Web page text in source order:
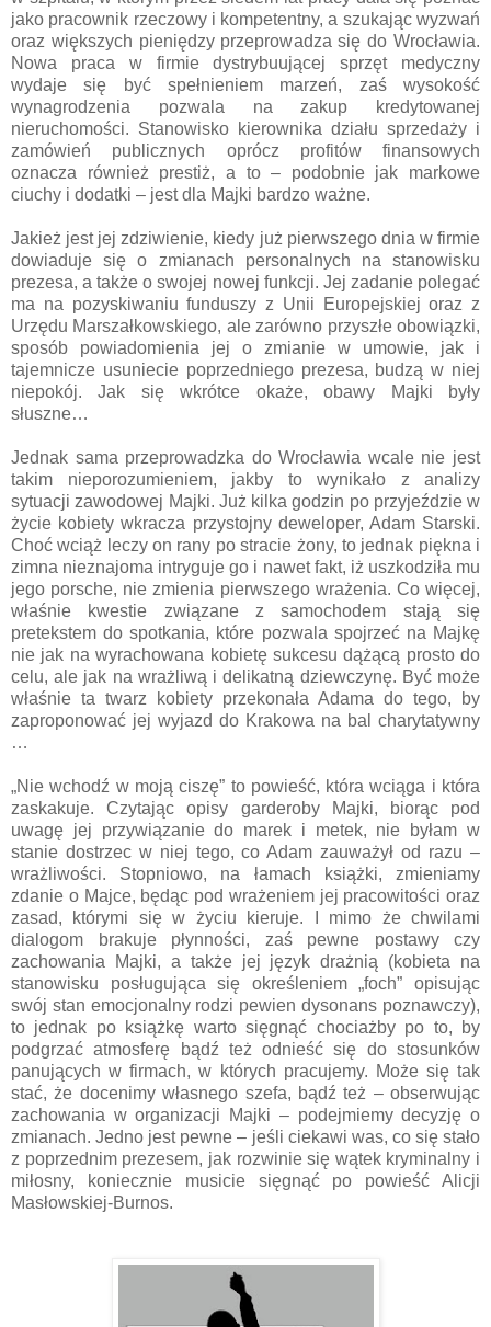
jako pracownik rzeczowy i kompetentny, a szukając wyzwań
oraz większych pieniędzy przeprowadza się do Wrocławia.
Nowa praca w firmie dystrybuującej sprzęt medyczny
wydaje się być spełnieniem marzeń, zaś wysokość
wynagrodzenia pozwala na zakup kredytowanej
nieruchomości. Stanowisko kierownika działu sprzedaży i
zamówień publicznych oprócz profitów finansowych
oznacza również prestiż, a to – podobnie jak markowe
ciuchy i dodatki – jest dla Majki bardzo ważne.
Jakież jest jej zdziwienie, kiedy już pierwszego dnia w firmie
dowiaduje się o zmianach personalnych na stanowisku
prezesa, a także o swojej nowej funkcji. Jej zadanie polegać
ma na pozyskiwaniu funduszy z Unii Europejskiej oraz z
Urzędu Marszałkowskiego, ale zarówno przyszłe obowiązki,
sposób powiadomienia jej o zmianie w umowie, jak i
tajemnicze usuniecie poprzedniego prezesa, budzą w niej
niepokój. Jak się wkrótce okaże, obawy Majki były
słuszne…
Jednak sama przeprowadzka do Wrocławia wcale nie jest
takim nieporozumieniem, jakby to wynikało z analizy
sytuacji zawodowej Majki. Już kilka godzin po przyjeździe w
życie kobiety wkracza przystojny deweloper, Adam Starski.
Choć wciąż leczy on rany po stracie żony, to jednak piękna i
zimna nieznajoma intryguje go i nawet fakt, iż uszkodziła mu
jego porsche, nie zmienia pierwszego wrażenia. Co więcej,
właśnie kwestie związane z samochodem stają się
pretekstem do spotkania, które pozwala spojrzeć na Majkę
nie jak na wyrachowana kobietę sukcesu dążącą prosto do
celu, ale jak na wrażliwą i delikatną dziewczynę. Być może
właśnie ta twarz kobiety przekonała Adama do tego, by
zaproponować jej wyjazd do Krakowa na bal charytatywny
…
„Nie wchodź w moją ciszę” to powieść, która wciąga i która
zaskakuje. Czytając opisy garderoby Majki, biorąc pod
uwagę jej przywiązanie do marek i metek, nie byłam w
stanie dostrzec w niej tego, co Adam zauważył od razu –
wrażliwości. Stopniowo, na łamach książki, zmieniamy
zdanie o Majce, będąc pod wrażeniem jej pracowitości oraz
zasad, którymi się w życiu kieruje. I mimo że chwilami
dialogom brakuje płynności, zaś pewne postawy czy
zachowania Majki, a także jej język drażnią (kobieta na
stanowisku posługująca się określeniem „foch” opisując
swój stan emocjonalny rodzi pewien dysonans poznawczy),
to jednak po książkę warto sięgnąć chociażby po to, by
podgrzać atmosferę bądź też odnieść się do stosunków
panujących w firmach, w których pracujemy. Może się tak
stać, że docenimy własnego szefa, bądź też – obserwując
zachowania w organizacji Majki – podejmiemy decyzję o
zmianach. Jedno jest pewne – jeśli ciekawi was, co się stało
z poprzednim prezesem, jak rozwinie się wątek kryminalny i
miłosny, koniecznie musicie sięgnąć po powieść Alicji
Masłowskiej-Burnos.